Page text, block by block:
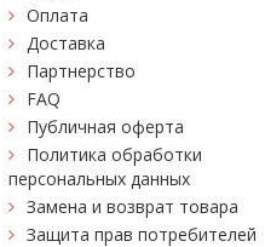
Оплата
Доставка
Партнерство
FAQ
Публичная оферта
Политика обработки
персональных данных
Замена и возврат товара
Защита прав потребителей